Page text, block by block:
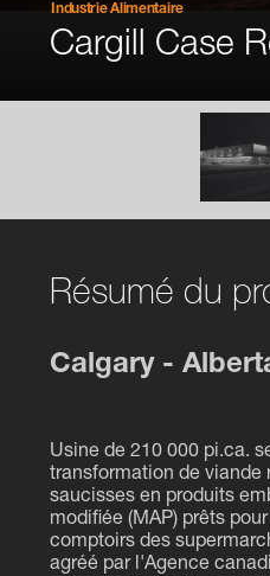
Industrie Alimentaire
Cargill Case
Résumé du
Calgary -
Usine de 210 000 pi.ca.
transformation de viande
saucisses en produits
modifiée (MAP) prêts
comptoirs des
agréé par l'Agence